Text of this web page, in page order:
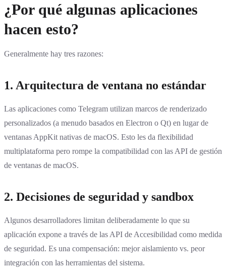
¿Por qué algunas aplicaciones
hacen esto?
Generalmente hay tres razones:
1. Arquitectura de ventana no estándar
Las aplicaciones como Telegram utilizan marcos de renderizado
personalizados (a menudo basados en Electron o Qt) en lugar de
ventanas AppKit nativas de macOS. Esto les da flexibilidad
multiplataforma pero rompe la compatibilidad con las API de gestión
de ventanas de macOS.
2. Decisiones de seguridad y sandbox
Algunos desarrolladores limitan deliberadamente lo que su
aplicación expone a través de las API de Accesibilidad como medida
de seguridad. Es una compensación: mejor aislamiento vs. peor
integración con las herramientas del sistema.